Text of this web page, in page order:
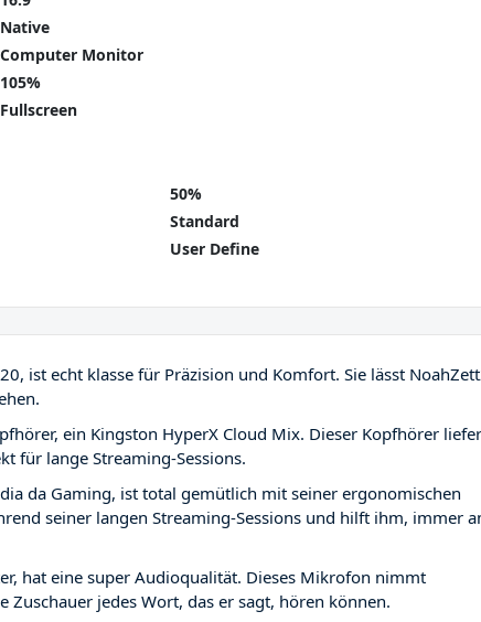
Native
Computer Monitor
105%
Fullscreen
50%
Standard
User Define
ist echt klasse für Präzision und Komfort. Sie lässt
ein Kingston HyperX Cloud Mix. Dieser Kopfhörer
für lange Streaming-Sessions.
da Gaming, ist total gemütlich mit seiner ergonomischen
seiner langen Streaming-Sessions und hilft ihm, immer
hat eine super Audioqualität. Dieses Mikrofon nimmt
Zuschauer jedes Wort, das er sagt, hören können.